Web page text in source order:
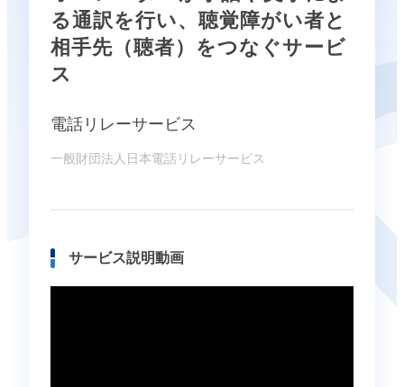
る通訳を行い、聴覚障がい者と
相手先（聴者）をつなぐサービ
ス
電話リレーサービス
一般財団法人日本電話リレーサービス
サービス説明動画